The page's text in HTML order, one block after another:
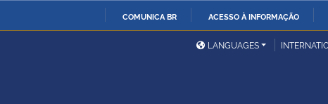
COMUNICA BR ACESSO À INFORMAÇÃO
Ministério da Defesa
Ministério das Relações
ExterioresLANGUAGES